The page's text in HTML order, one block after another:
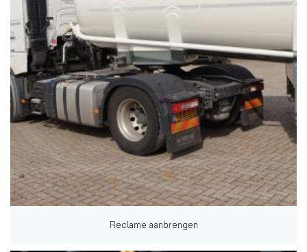
Reclame aanbrengen